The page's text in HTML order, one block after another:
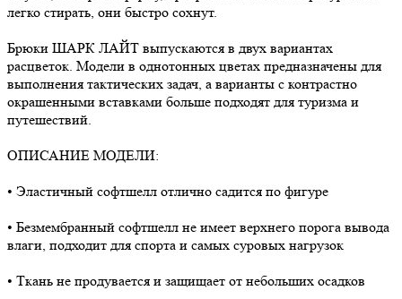
легко стирать, они быстро сохнут.
Брюки ШАРК ЛАЙТ выпускаются в двух вариантах
расцветок. Модели в однотонных цветах предназначены для
выполнения тактических задач, а варианты с контрастно
окрашенными вставками больше подходят для туризма и
путешествий.
ОПИСАНИЕ МОДЕЛИ:
• Эластичный софтшелл отлично садится по фигуре
• Безмембранный софтшелл не имеет верхнего порога вывода
влаги, подходит для спорта и самых суровых нагрузок
• Ткань не продувается и защищает от небольших осадков